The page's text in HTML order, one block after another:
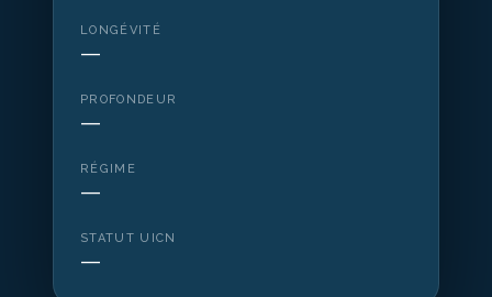
LONGÉVITÉ
—
PROFONDEUR
—
RÉGIME
—
STATUT UICN
—